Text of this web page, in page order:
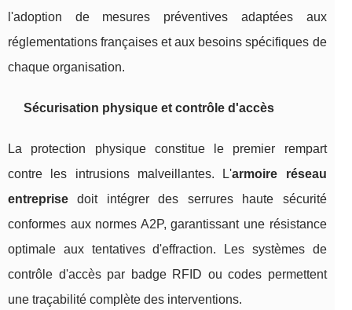
l'adoption de mesures préventives adaptées aux
réglementations françaises et aux besoins spécifiques de
chaque organisation.
Sécurisation physique et contrôle d'accès
La protection physique constitue le premier rempart
contre les intrusions malveillantes. L'armoire réseau
entreprise doit intégrer des serrures haute sécurité
conformes aux normes A2P, garantissant une résistance
optimale aux tentatives d'effraction. Les systèmes de
contrôle d'accès par badge RFID ou codes permettent
une traçabilité complète des interventions.